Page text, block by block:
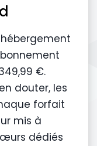
€.
douter, les
forfait
mis à
dédiés